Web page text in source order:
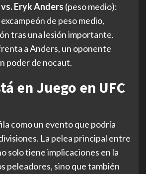
Eryk Anders (peso medio):
de peso medio,
tras una lesión importante.
a Anders, un oponente
poder de nocaut.
en Juego en UFC
como un evento que podría
La pelea principal entre
solo tiene implicaciones en la
peleadores, sino que también